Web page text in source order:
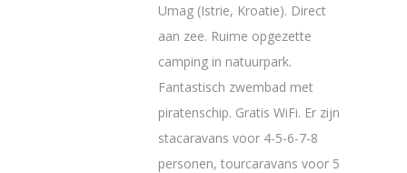
Umag (Istrie, Kroatie). Direct
aan zee. Ruime opgezette
camping in natuurpark.
Fantastisch zwembad met
piratenschip. Gratis WiFi. Er zijn
stacaravans voor 4-5-6-7-8
personen, tourcaravans voor 5